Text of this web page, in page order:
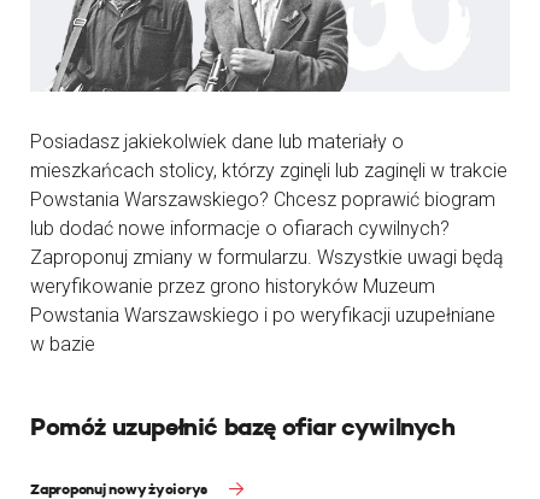
Posiadasz jakiekolwiek dane lub materiały o
mieszkańcach stolicy, którzy zginęli lub zaginęli w trakcie
Powstania Warszawskiego? Chcesz poprawić biogram
lub dodać nowe informacje o ofiarach cywilnych?
Zaproponuj zmiany w formularzu. Wszystkie uwagi będą
weryfikowanie przez grono historyków Muzeum
Powstania Warszawskiego i po weryfikacji uzupełniane
w bazie
Pomóż uzupełnić bazę ofiar cywilnych
Zaproponuj nowy życiorys